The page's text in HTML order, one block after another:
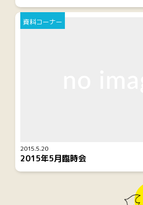
2015.5.20
資料コーナー
2015年5月臨時会